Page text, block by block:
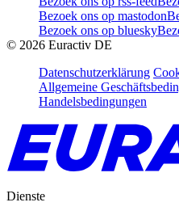
Bezoek ons op mastodon
Bezoek ons op bluesky
© 2026 Euractiv DE
Datenschutzerklärung
Allgemeine
Handelsbedingungen
Dienste